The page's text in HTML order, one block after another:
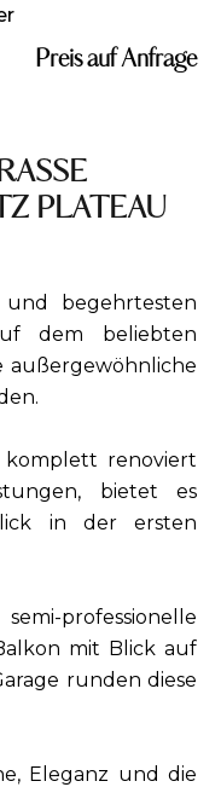
PLATEAU
begehrtesten
dem beliebten
außergewöhnliche
komplett renoviert
bietet es
in der ersten
professionelle
mit Blick auf
runden diese
Eleganz und die
Preis auf Anfrage